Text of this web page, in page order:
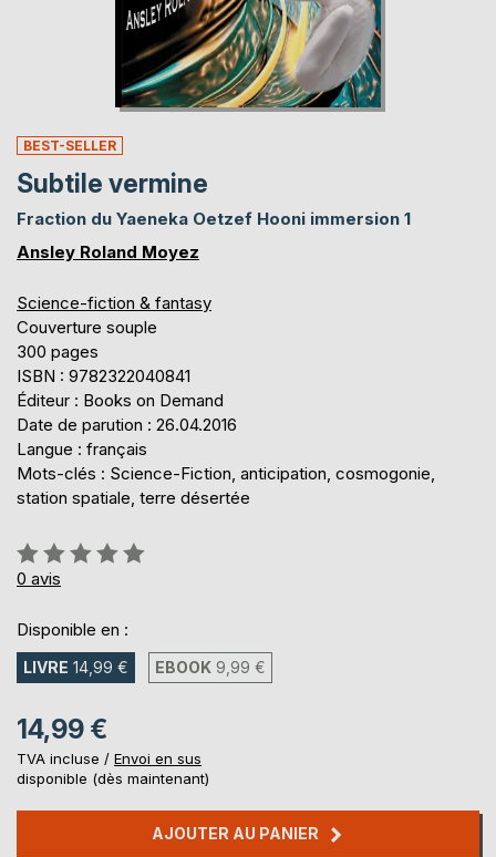
BEST-SELLER
Subtile vermine
Fraction du Yaeneka Oetzef Hooni immersion 1
Ansley Roland Moyez
Science-fiction & fantasy
Couverture souple
300 pages
ISBN : 9782322040841
Éditeur : Books on Demand
Date de parution : 26.04.2016
Langue : français
Mots-clés : Science-Fiction, anticipation, cosmogonie,
station spatiale, terre désertée
Évaluation:
0%
0 avis
Disponible en :
LIVRE 14,99 € EBOOK 9,99 €
14,99 €
TVA incluse / Envoi en sus
disponible (dès maintenant)
AJOUTER AU PANIER